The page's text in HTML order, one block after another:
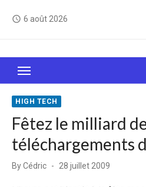
access_time 6 août 2026
Le Web, c'est comme une
sait jamais sur quoi
HIGH TECH
Fêtez le milliard
téléchargements
ByCédric
Posted
28 juillet 2009